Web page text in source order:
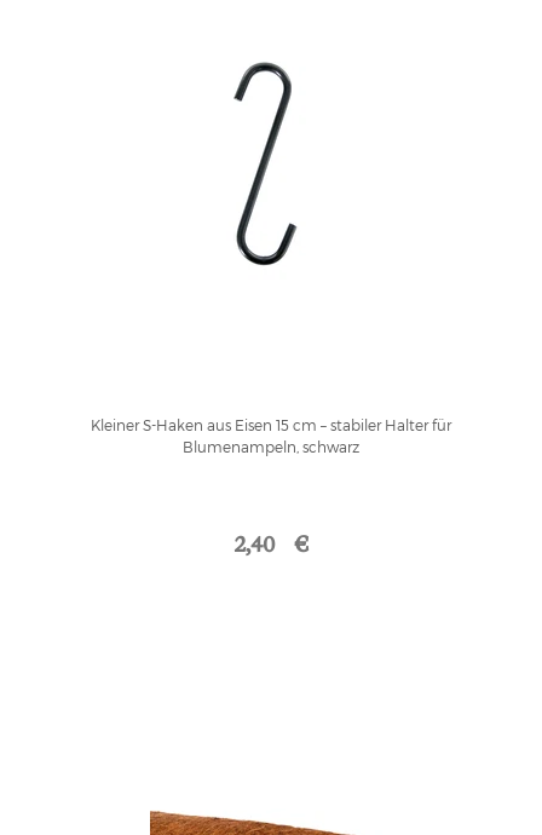
Kleiner S-Haken aus Eisen 15 cm – stabiler Halter für
Blumenampeln, schwarz
2,40 €